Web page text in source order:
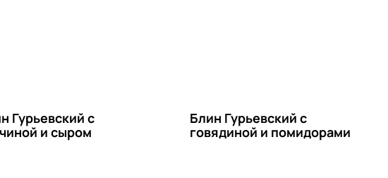
Гурьевский с
и сыром
Блин Гурьевский с
говядиной и помидорами